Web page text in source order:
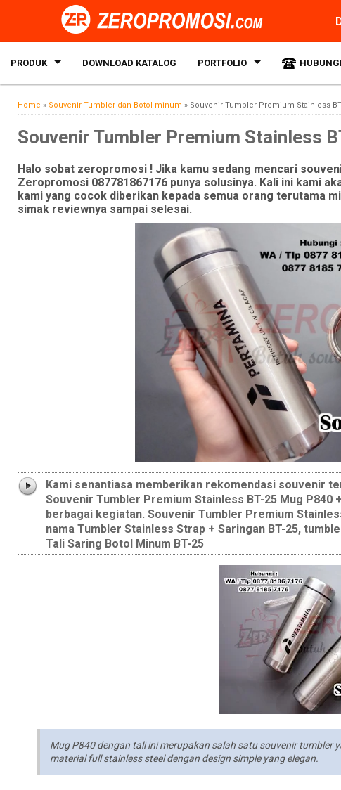
PRODUK DOWNLOAD KATALOG PORTFOLIO
Home » Souvenir Tumbler dan Botol minum » Souvenir Tumbler Premium Stainless
Souvenir Tumbler Premium Stainless
Halo sobat zeropromosi ! Jika kamu sedang mencari
Zeropromosi 087781867176 punya solusinya. Kali ini kami
kami yang cocok diberikan kepada semua orang terutama
simak reviewnya sampai selesai.
Kami senantiasa memberikan rekomendasi souvenir
Souvenir Tumbler Premium Stainless BT-25 Mug
berbagai kegiatan. Souvenir Tumbler Premium
nama Tumbler Stainless Strap + Saringan BT-25,
Tali Saring Botol Minum BT-25
Mug P840 dengan tali ini merupakan salah satu souvenir
material full stainless steel dengan design simple yang elegan.